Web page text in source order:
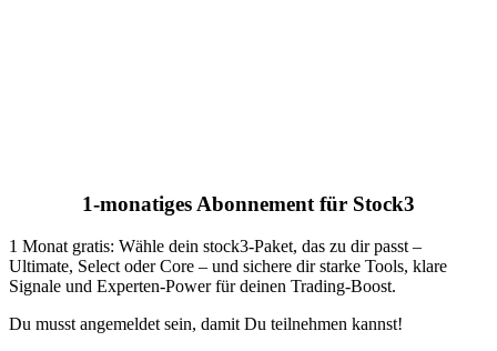
1-monatiges Abonnement für Stock3
1 Monat gratis: Wähle dein stock3-Paket, das zu dir passt –
Ultimate, Select oder Core – und sichere dir starke Tools, klare
Signale und Experten-Power für deinen Trading-Boost.
Du musst angemeldet sein, damit Du teilnehmen kannst!